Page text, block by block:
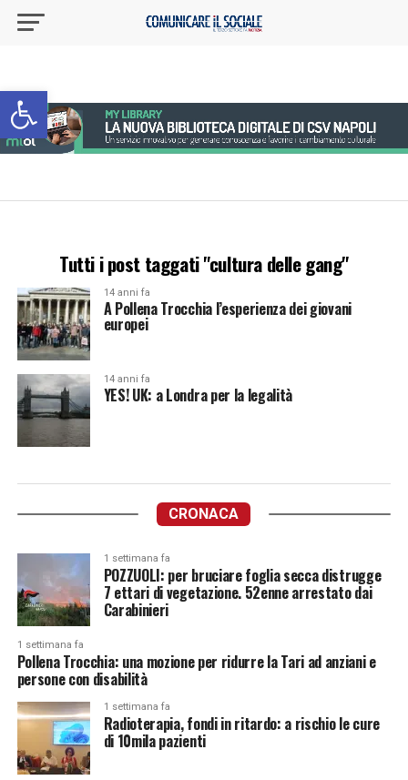
Apri la barra degli strumenti
Tutti i post taggati "cultura delle gang"
14 anni fa
A Pollena Trocchia l’esperienza dei giovani
europei
14 anni fa
YES! UK: a Londra per la legalità
CRONACA
1 settimana fa
POZZUOLI: per bruciare foglia secca distrugge
7 ettari di vegetazione. 52enne arrestato dai
Carabinieri
1 settimana fa
Pollena Trocchia: una mozione per ridurre la Tari ad anziani e
persone con disabilità
1 settimana fa
Radioterapia, fondi in ritardo: a rischio le cure
di 10mila pazienti